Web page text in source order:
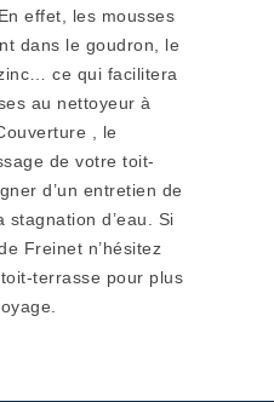
effet, les mousses
dans le goudron, le
ce qui facilitera
au nettoyeur à
, le
de votre toit-
d’un entretien de
stagnation d’eau. Si
Freinet n’hésitez
terrasse pour plus